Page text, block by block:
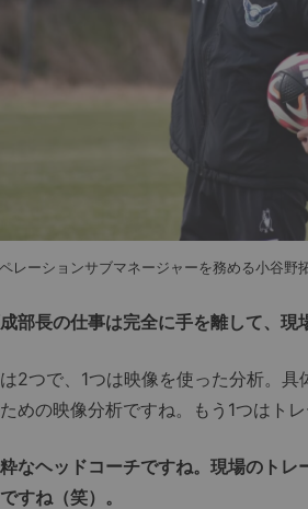
レーションサブマネージャーを務める小谷野
長の仕事は完全に手を離して、現
2つで、1つは映像を使った分析。
めの映像分析ですね。もう1つはトレ
ヘッドコーチですね。現場のトレ
すね（笑）。